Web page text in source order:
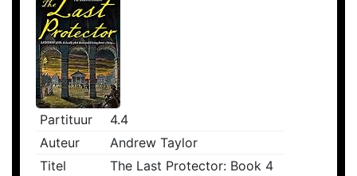
Partituur
4.4
Auteur
Andrew Taylor
Titel
The Last Protector: Book 4